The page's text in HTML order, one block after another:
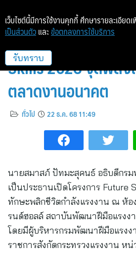
พลิกทักษะ เปลี่ยนชีวิต
Skills 2026 จุดพลัง
ตลาดงานอนาคต
ทั่วไป 22 ธ.ค. 68 11:49
นายสมาสภ์ ปัทมะสุคนธ์ อธิบดีกร
เป็นประธานเปิดโครงการ
ทักษะพลิกชีวิตกำลังแรงงาน ณ ห้อ
รนด์ฮอลล์ สถาบันพัฒนาฝีมือแรงง
โดยมีผู้บริหารกรมพัฒนาฝีมือแรง
ราชการสังกัดกระทรวงแรงงาน ห
เว็บไซต์นี้มีการใช้งานคุกกี้ ศึกษารายละเอียดเ
เป็นส่วนตัว และ ข้อตกลงการใช้บริการ
รับทราบ